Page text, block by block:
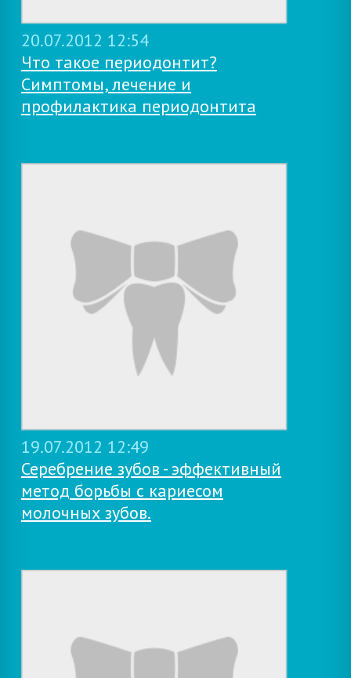
20.07.2012 12:54
Что такое периодонтит?
Симптомы, лечение и
профилактика периодонтита
19.07.2012 12:49
Серебрение зубов - эффективный
метод борьбы с кариесом
молочных зубов.